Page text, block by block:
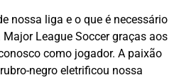
nossa liga e o que é necessário
League Soccer graças aos
como jogador. A paixão
negro eletrificou nossa